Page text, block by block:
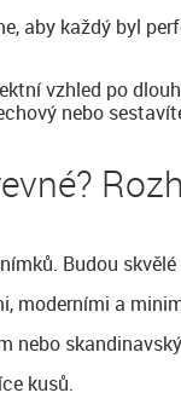
aby každý byl
vzhled po
nebo
Budou
moderními a
nebo
kusů.